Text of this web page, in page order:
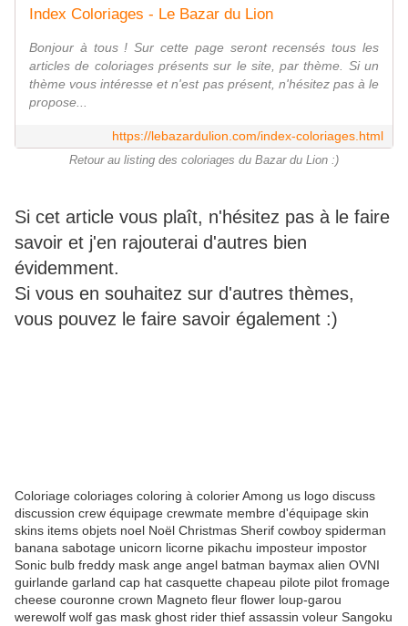
Index Coloriages - Le Bazar du Lion
Bonjour à tous ! Sur cette page seront recensés tous les
articles de coloriages présents sur le site, par thème. Si un
thème vous intéresse et n'est pas présent, n'hésitez pas à le
propose...
https://lebazardulion.com/index-coloriages.html
Retour au listing des coloriages du Bazar du Lion :)
Si cet article vous plaît, n'hésitez pas à le faire
savoir et j'en rajouterai d'autres bien
évidemment.
Si vous en souhaitez sur d'autres thèmes,
vous pouvez le faire savoir également :)
Coloriage coloriages coloring à colorier Among us logo discuss
discussion crew équipage crewmate membre d'équipage skin
skins items objets noel Noël Christmas Sherif cowboy spiderman
banana sabotage unicorn licorne pikachu imposteur impostor
Sonic bulb freddy mask ange angel batman baymax alien OVNI
guirlande garland cap hat casquette chapeau pilote pilot fromage
cheese couronne crown Magneto fleur flower loup-garou
werewolf wolf gas mask ghost rider thief assassin voleur Sangoku